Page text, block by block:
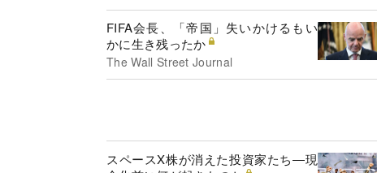
FIFA会長、「帝国」失いかけるもい
かに生き残ったか
The Wall Street Journal
スペースX株が消えた投資家たち―現